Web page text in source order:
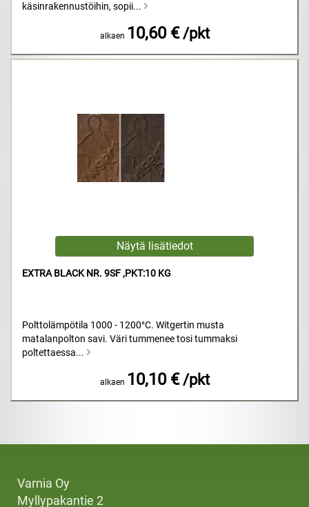
käsinrakennustöihin, sopii...
alkaen 10,60 € /pkt
EXTRA BLACK NR. 9SF ,PKT:10 KG
Polttolämpötila 1000 - 1200°C. Witgertin musta
matalanpolton savi. Väri tummenee tosi tummaksi
poltettaessa...
alkaen 10,10 € /pkt
Varnia Oy
Myllypakantie 2